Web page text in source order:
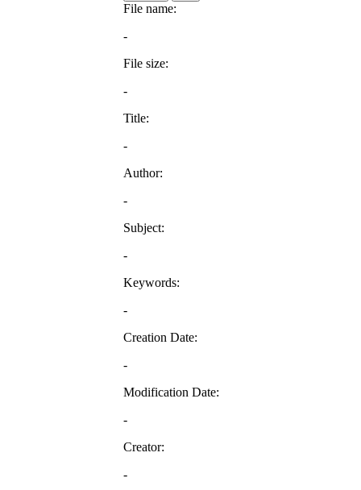
File name:
-
File size:
-
Title:
-
Author:
-
Subject:
-
Keywords:
-
Creation Date:
-
Modification Date:
-
Creator:
-